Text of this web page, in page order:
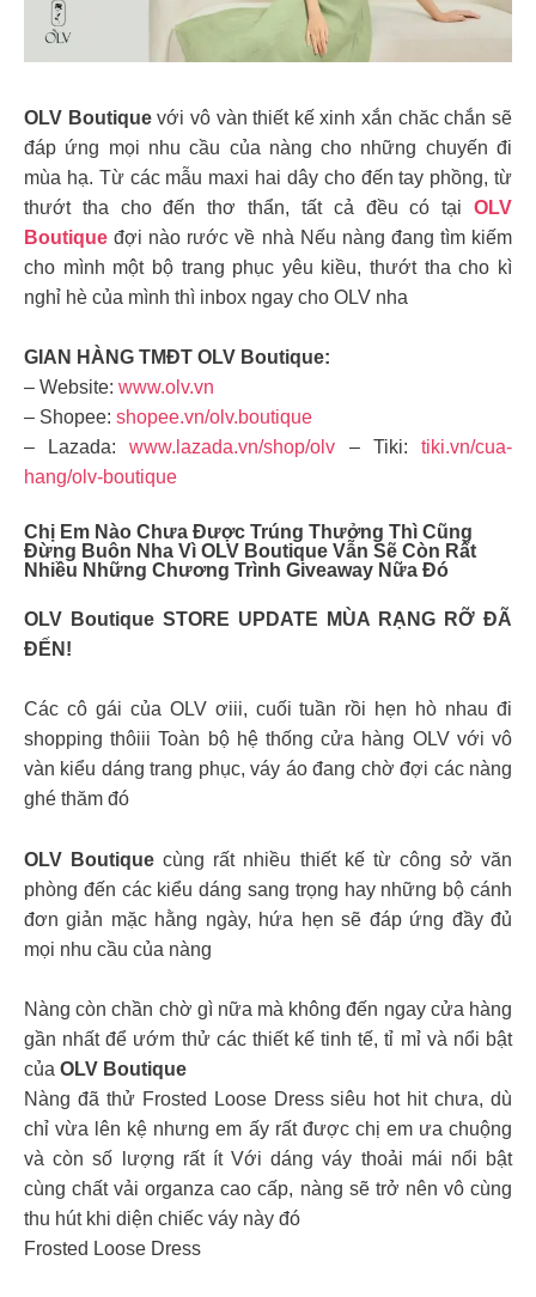
OLV Boutiquevới vô vàn thiết kế xinh xắn chăc chắn sẽ
đáp ứng mọi nhu cầu của nàng cho những chuyến đi
mùa hạ. Từ các mẫu maxi hai dây cho đến tay phồng, từ
thướt tha cho đến thơ thẩn, tất cả đều có tại OLV
Boutique đợi nào rước về nhà Nếu nàng đang tìm kiếm
cho mình một bộ trang phục yêu kiều, thướt tha cho kì
nghỉ hè của mình thì inbox ngay cho OLV nha
GIAN HÀNG TMĐT OLV Boutique:
– Website: www.olv.vn
– Shopee: shopee.vn/olv.boutique
– Lazada:www.lazada.vn/shop/olv – Tiki:tiki.vn/cua-
hang/olv-boutique
Chị Em Nào Chưa Được Trúng Thưởng Thì Cũng
Đừng Buôn Nha Vì OLV Boutique Vẫn Sẽ Còn Rất
Nhiều Những Chương Trình Giveaway Nữa Đó
OLV Boutique STORE UPDATE MÙA RẠNG RỠ ĐÃ
ĐẾN!
Các cô gái của OLV ơiii, cuối tuần rồi hẹn hò nhau đi
shopping thôiii Toàn bộ hệ thống cửa hàng OLV với vô
vàn kiểu dáng trang phục, váy áo đang chờ đợi các nàng
ghé thăm đó
OLV Boutiquecùng rất nhiều thiết kế từ công sở văn
phòng đến các kiểu dáng sang trọng hay những bộ cánh
đơn giản mặc hằng ngày, hứa hẹn sẽ đáp ứng đầy đủ
mọi nhu cầu của nàng
Nàng còn chần chờ gì nữa mà không đến ngay cửa hàng
gần nhất để ướm thử các thiết kế tinh tế, tỉ mỉ và nổi bật
của OLV Boutique
Nàng đã thử Frosted Loose Dress siêu hot hit chưa, dù
chỉ vừa lên kệ nhưng em ấy rất được chị em ưa chuộng
và còn số lượng rất ít Với dáng váy thoải mái nổi bật
cùng chất vải organza cao cấp, nàng sẽ trở nên vô cùng
thu hút khi diện chiếc váy này đó
Frosted Loose Dress